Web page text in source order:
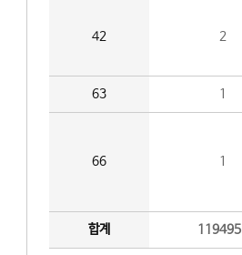
42 2
63 1
66 1
합계